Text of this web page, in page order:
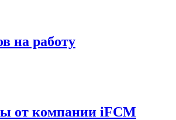
на работу
от компании iFCM